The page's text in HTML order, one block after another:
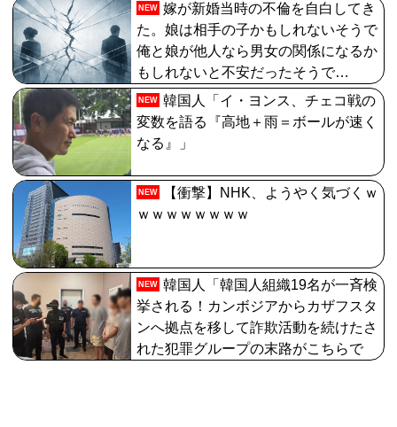
【画像】最新のライザ、まだイケるｗｗｗｗｗ
NEW 嫁が新婚当時の不倫を自白してき
た。娘は相手の子かもしれないそうで
俺と娘が他人なら男女の関係になるか
もしれないと不安だったそうで…
NEW 韓国人「イ・ヨンス、チェコ戦の
変数を語る『高地＋雨＝ボールが速く
なる』」
NEW
【衝撃】NHK、ようやく気づくｗ
ｗｗｗｗｗｗｗｗ
NEW 韓国人「韓国人組織19名が一斉検
挙される！カンボジアからカザフスタ
ンへ拠点を移して詐欺活動を続けたさ
れた犯罪グループの末路がこちらで